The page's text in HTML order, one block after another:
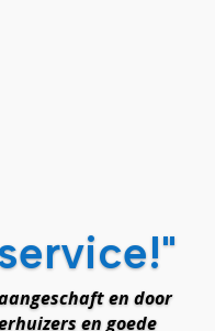
en door
en goede